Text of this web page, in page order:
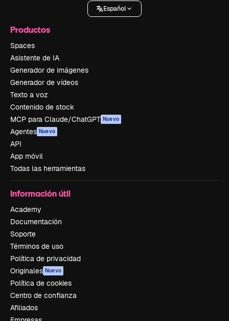
Español
Productos
Spaces
Asistente de IA
Generador de imágenes
Generador de vídeos
Texto a voz
Contenido de stock
MCP para Claude/ChatGPT Nuevo
Agentes Nuevo
API
App móvil
Todas las herramientas
Información útil
Academy
Documentación
Soporte
Términos de uso
Política de privacidad
Originales Nuevo
Política de cookies
Centro de confianza
Afiliados